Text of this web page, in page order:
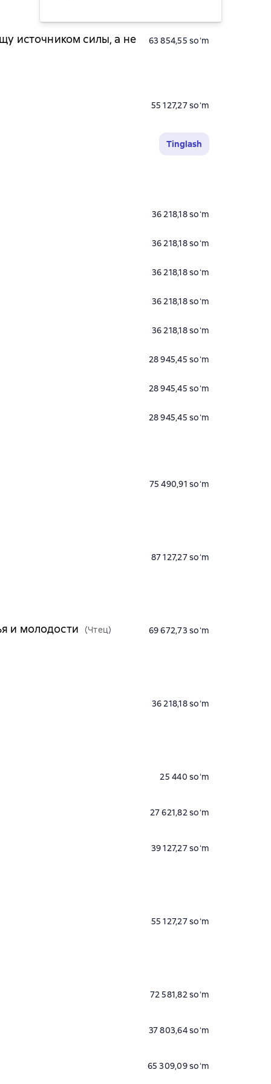
источником силы, а не
63 854,55 soʻm
55 127,27 soʻm
Tinglash
36 218,18 soʻm
36 218,18 soʻm
36 218,18 soʻm
36 218,18 soʻm
36 218,18 soʻm
28 945,45 soʻm
28 945,45 soʻm
28 945,45 soʻm
75 490,91 soʻm
87 127,27 soʻm
и молодости
(Чтец)
69 672,73 soʻm
36 218,18 soʻm
25 440 soʻm
27 621,82 soʻm
39 127,27 soʻm
55 127,27 soʻm
72 581,82 soʻm
37 803,64 soʻm
65 309,09 soʻm